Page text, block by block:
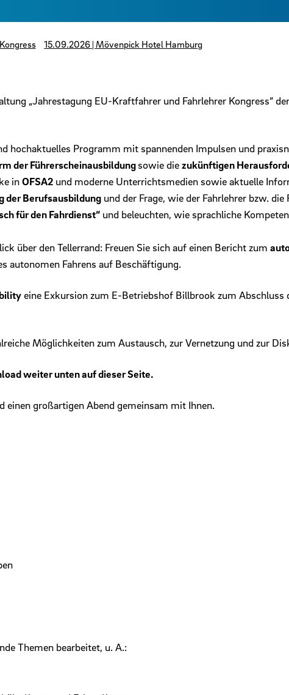
15.09.2026 | Mövenpick Hotel Hamburg
„Jahrestagung EU-Kraftfahrer und Fahrlehrer Kongress“
hochaktuelles Programm mit spannenden Impulsen und
der Führerscheinausbildungsowie diezukünftigen
inOFSA2 und moderne Unterrichtsmedien sowie aktuelle
der Berufsausbildung und der Frage, wie der Fahrlehrer bzw.
für den Fahrdienst“ und beleuchten, wie sprachliche
über den Tellerrand: Freuen Sie sich auf einen Bericht zum
autonomen Fahrens auf Beschäftigung.
eine Exkursion zum E-Betriebshof Billbrook zum Abschluss
Möglichkeiten zum Austausch, zur Vernetzung und zur
weiter unten auf dieser Seite.
einen großartigen Abend gemeinsam mit Ihnen.
Themen bearbeitet, u. A.: